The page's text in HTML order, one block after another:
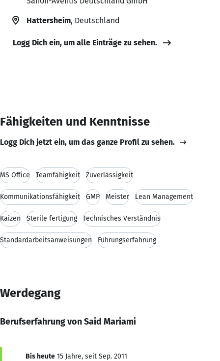
Hattersheim, Deutschland
Logg Dich ein, um alle Einträge zu sehen.
Fähigkeiten und Kenntnisse
Logg Dich jetzt ein, um das ganze Profil zu sehen.
MS Office Teamfähigkeit Zuverlässigkeit
Kommunikationsfähigkeit GMP Meister Lean Management
Kaizen Sterile fertigung Technisches Verständnis
Standardarbeitsanweisungen Führungserfahrung
Werdegang
Berufserfahrung von Said Mariami
Bis heute 15 Jahre, seit Sep. 2011